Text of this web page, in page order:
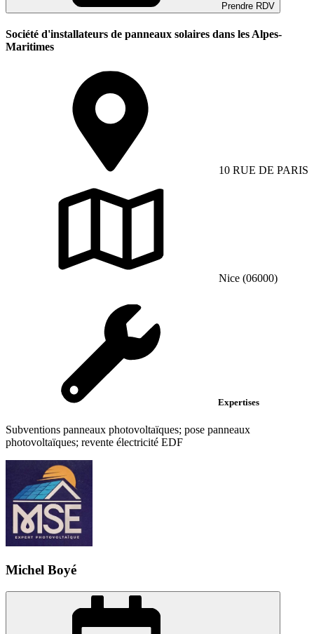
Prendre RDV
Société d'installateurs de panneaux solaires dans les Alpes-
Maritimes
10 RUE DE PARIS
Nice (06000)
Expertises
Subventions panneaux photovoltaïques; pose panneaux
photovoltaïques; revente électricité EDF
Michel Boyé